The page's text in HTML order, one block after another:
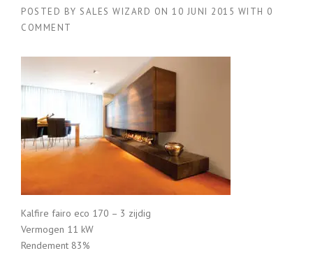
POSTED BY SALES WIZARD ON 10 JUNI 2015 WITH 0
COMMENT
Kalfire fairo eco 170 – 3 zijdig
Vermogen 11 kW
Rendement 83%